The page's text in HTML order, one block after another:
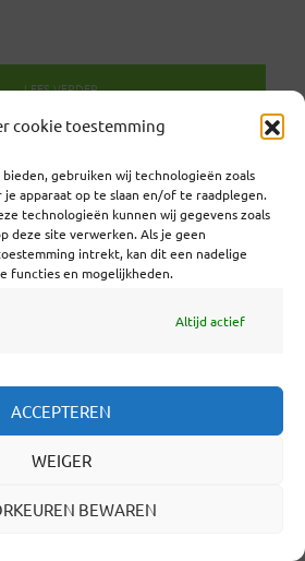
cookie toestemming
gebruiken wij technologieën zoals
apparaat op te slaan en/of te raadplegen.
technologieën kunnen wij gegevens zoals
deze site verwerken. Als je geen
intrekt, kan dit een nadelige
functies en mogelijkheden.
Altijd actief
ACCEPTEREN
WEIGER
BEWAREN
LEES VERDER
PLAY IN
EEN EVEN
OVER CANCEL
2 MAANDEN GELEDEN